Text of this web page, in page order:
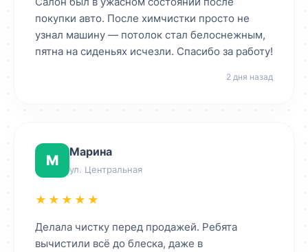
покупки авто. После химчистки просто не
узнал машину — потолок стал белоснежным,
пятна на сиденьях исчезли. Спасибо за работу!
2 дня назад
М
Марина
ул. Центральная
★★★★★
Делала чистку перед продажей. Ребята
вычистили всё до блеска, даже в